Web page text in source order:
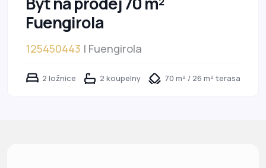
Fuengirola
125450443 | Fuengirola
2 ložnice 2 koupelny 70 m² / 26 m² terasa